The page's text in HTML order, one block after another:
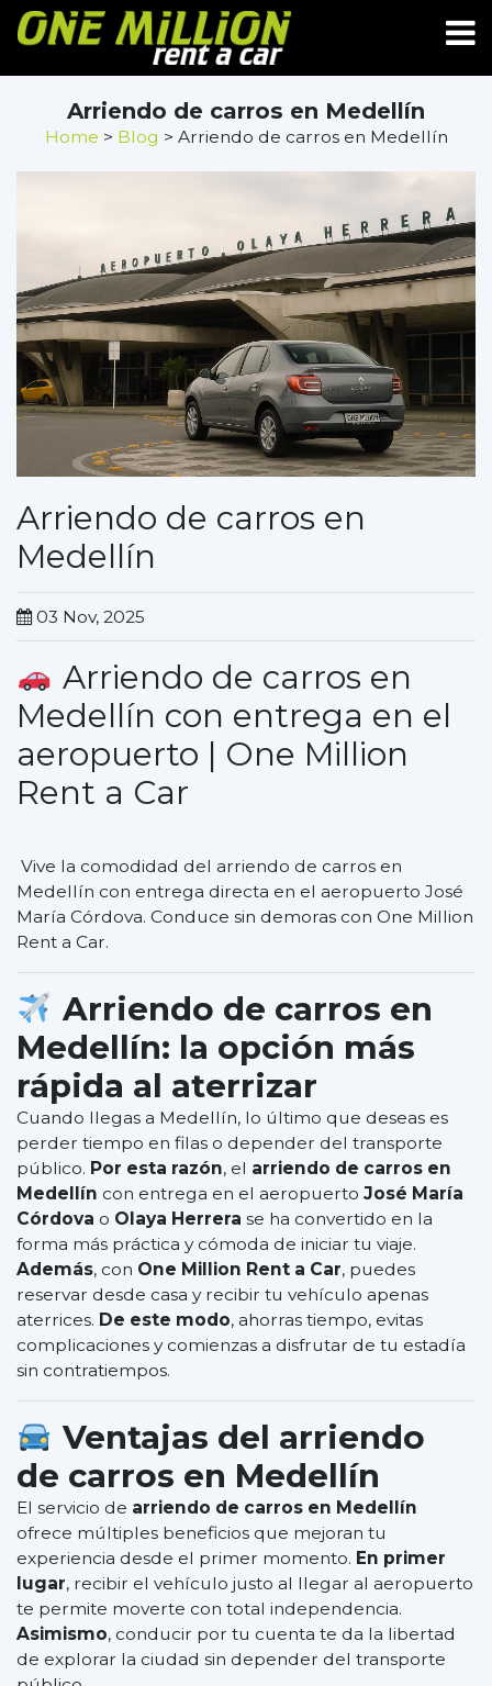
Arriendo de carros en Medellín
Home > Blog > Arriendo de carros en Medellín
Arriendo de carros en
Medellín
03 Nov, 2025
Arriendo de carros en
Medellín con entrega en el
aeropuerto | One Million
Rent a Car
Vive la comodidad del arriendo de carros en
Medellín con entrega directa en el aeropuerto José
María Córdova. Conduce sin demoras con One Million
Rent a Car.
Arriendo de carros en
Medellín: la opción más
rápida al aterrizar
Cuando llegas a Medellín, lo último que deseas es
perder tiempo en filas o depender del transporte
público. Por esta razón, el arriendo de carros en
Medellín con entrega en el aeropuerto José María
Córdova o Olaya Herrera se ha convertido en la
forma más práctica y cómoda de iniciar tu viaje.
Además, con One Million Rent a Car, puedes
reservar desde casa y recibir tu vehículo apenas
aterrices. De este modo, ahorras tiempo, evitas
complicaciones y comienzas a disfrutar de tu estadía
sin contratiempos.
Ventajas del arriendo
de carros en Medellín
El servicio de arriendo de carros en Medellín
ofrece múltiples beneficios que mejoran tu
experiencia desde el primer momento. En primer
lugar, recibir el vehículo justo al llegar al aeropuerto
te permite moverte con total independencia.
Asimismo, conducir por tu cuenta te da la libertad
de explorar la ciudad sin depender del transporte